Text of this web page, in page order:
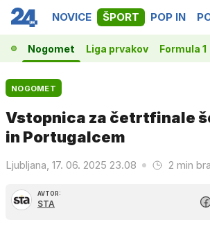
NOVICE ŠPORT POP IN
Nogomet Liga prvakov Formula 1
NOGOMET
Vstopnica za četrtfinale
in Portugalcem
Ljubljana, 17. 06. 2025 23.08 2 min
AVTOR:
STA